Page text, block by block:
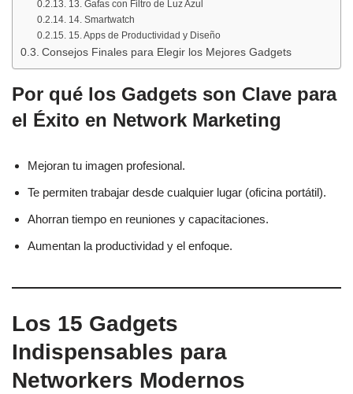
13. Gafas con Filtro de Luz Azul
14. Smartwatch
15. Apps de Productividad y Diseño
Consejos Finales para Elegir los Mejores Gadgets
Por qué los Gadgets son Clave para
el Éxito en Network Marketing
Mejoran tu imagen profesional.
Te permiten trabajar desde cualquier lugar (oficina portátil).
Ahorran tiempo en reuniones y capacitaciones.
Aumentan la productividad y el enfoque.
Los 15 Gadgets
Indispensables para
Networkers Modernos